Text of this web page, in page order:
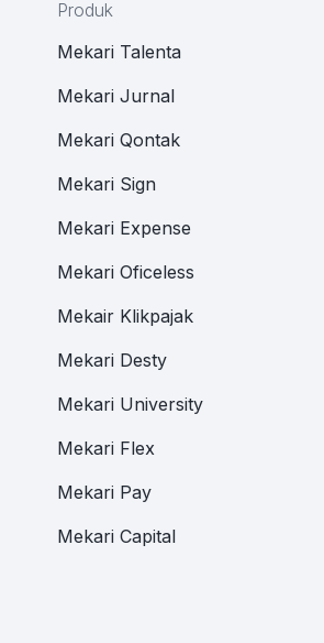
Produk
Mekari Talenta
Mekari Jurnal
Mekari Qontak
Mekari Sign
Mekari Expense
Mekari Oficeless
Mekair Klikpajak
Mekari Desty
Mekari University
Mekari Flex
Mekari Pay
Mekari Capital